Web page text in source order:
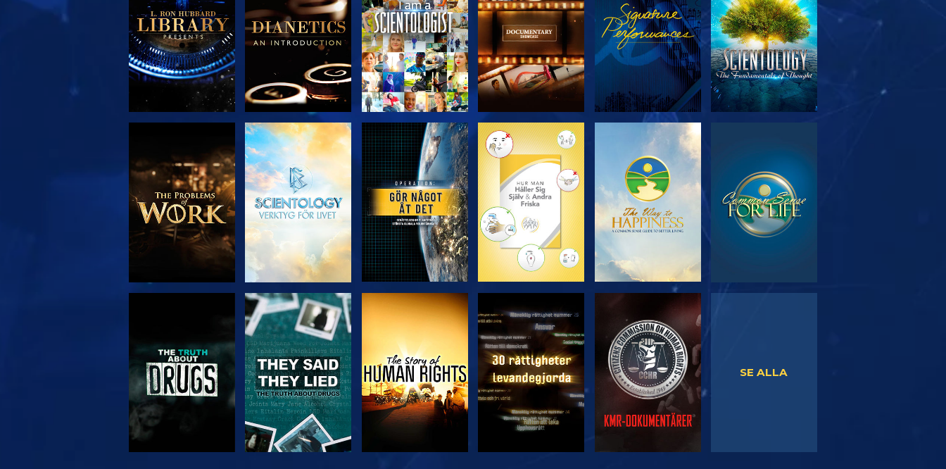
SERIEN
SERIEN
SERIEN
SERIEN
SERIEN
UTFORSKA
SERIEN
TITTA
UTFORSKA
SERIEN
UTFORSKA
SERIEN
UTFORSKA
SERIEN
TITTA TITTA TITTA TITTA
SE ALLA